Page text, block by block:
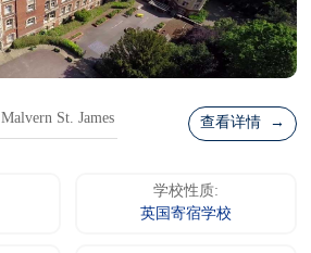
Malvern St. James 查看详情 →
学校性质:
英国寄宿学校